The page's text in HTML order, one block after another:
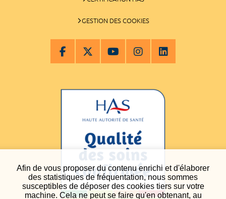
Afin de vous proposer du contenu enrichi et d'élaborer
des statistiques de fréquentation, nous sommes
susceptibles de déposer des cookies tiers sur votre
machine. Cela ne peut se faire qu'en obtenant, au
GESTION DES COOKIES